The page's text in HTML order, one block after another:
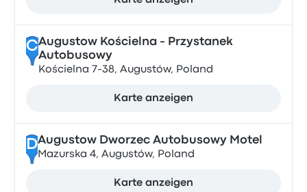
CAugustow Kościelna - Przystanek
Autobusowy
Kościelna 7-38, Augustów, Poland
Karte anzeigen
DAugustow Dworzec Autobusowy Motel
Mazurska 4, Augustów, Poland
Karte anzeigen